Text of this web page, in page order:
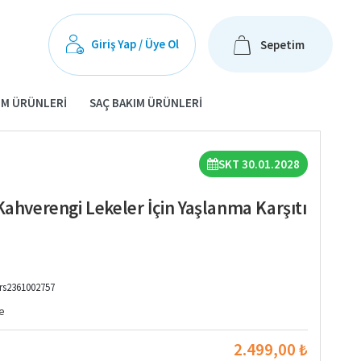
Giriş Yap / Üye Ol Sepetim
ÜRÜNLERI SAÇ BAKIM ÜRÜNLERI
SKT 30.01.2028
Lekeler İçin Yaşlanma Karşıtı
2.499,00 ₺